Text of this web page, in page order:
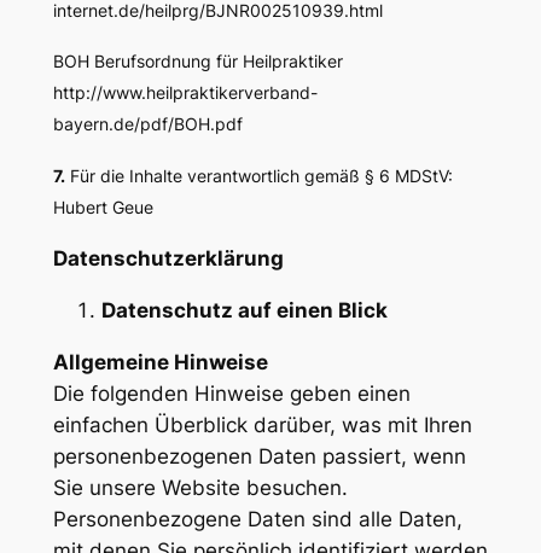
internet.de/heilprg/BJNR002510939.html
BOH Berufsordnung für Heilpraktiker
http://www.heilpraktikerverband-
bayern.de/pdf/BOH.pdf
7.Für die Inhalte verantwortlich gemäß § 6 MDStV:
Hubert Geue
Datenschutzerklärung
Datenschutz auf einen Blick
Allgemeine Hinweise
Die folgenden Hinweise geben einen
einfachen Überblick darüber, was mit Ihren
personenbezogenen Daten passiert, wenn
Sie unsere Website besuchen.
Personenbezogene Daten sind alle Daten,